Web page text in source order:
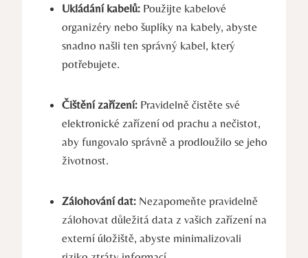
Ukládání kabelů: Použijte kabelové
organizéry nebo šuplíky na kabely, abyste
snadno našli ten správný kabel, který
potřebujete.
Čištění zařízení: Pravidelně čistěte své
elektronické zařízení od prachu a nečistot,
aby fungovalo správně a prodloužilo se jeho
životnost.
Zálohování dat: Nezapomeňte pravidelně
zálohovat důležitá data z vašich zařízení na
externí úložiště, abyste minimalizovali